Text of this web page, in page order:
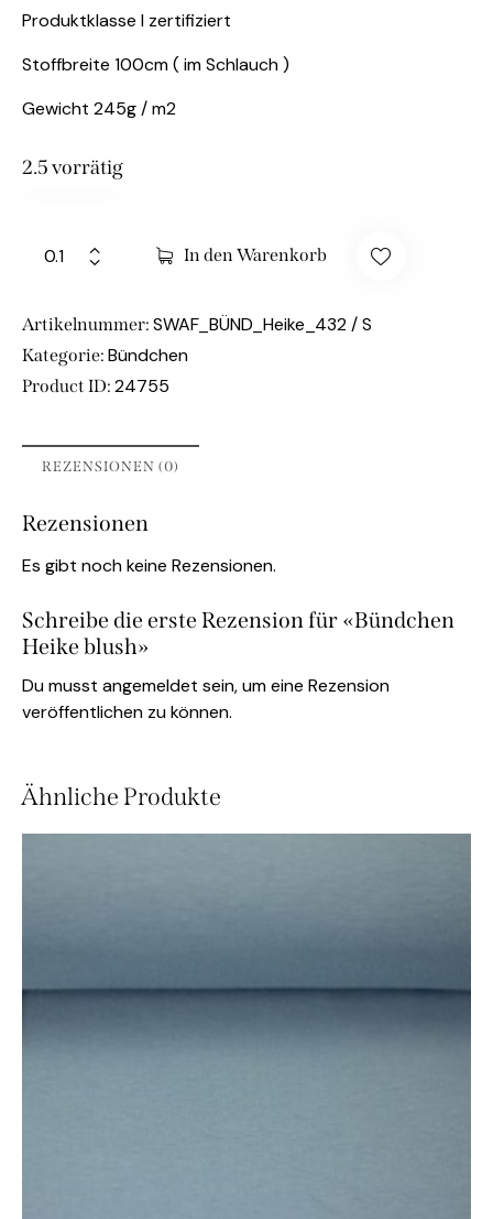
Produktklasse I zertifiziert
Stoffbreite 100cm ( im Schlauch )
Gewicht 245g / m2
2.5 vorrätig
In den Warenkorb
Artikelnummer: SWAF_BÜND_Heike_432 / S
Kategorie: Bündchen
Product ID: 24755
REZENSIONEN (0)
Rezensionen
Es gibt noch keine Rezensionen.
Schreibe die erste Rezension für «Bündchen
Heike blush»
Du musst angemeldet sein, um eine Rezension
veröffentlichen zu können.
Ähnliche Produkte